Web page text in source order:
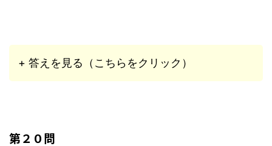
+ 答えを見る（こちらをクリック）
第２０問